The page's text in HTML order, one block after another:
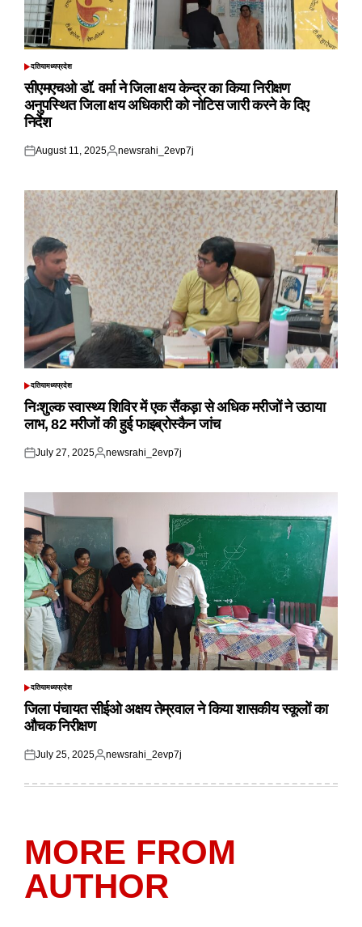
POSTED
IN
दतियामध्यप्रदेश
सीएमएचओ डॉ. वर्मा ने जिला क्षय केन्द्र का किया निरीक्षण
अनुपस्थित जिला क्षय अधिकारी को नोटिस जारी करने के दिए
निर्देश
Posted
August 11, 2025
Posted
newsrahi_2evp7j
POSTED
IN
दतियामध्यप्रदेश
निःशुल्क स्वास्थ्य शिविर में एक सैंकड़ा से अधिक मरीजों ने उठाया
लाभ, 82 मरीजों की हुई फाइब्रोस्कैन जांच
Posted
July 27, 2025
Posted
newsrahi_2evp7j
POSTED
IN
दतियामध्यप्रदेश
जिला पंचायत सीईओ अक्षय तेम्रवाल ने किया शासकीय स्कूलों का
औचक निरीक्षण
Posted
July 25, 2025
Posted
newsrahi_2evp7j
MORE FROM
AUTHOR